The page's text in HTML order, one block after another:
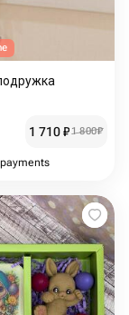
1 710₽1 800₽